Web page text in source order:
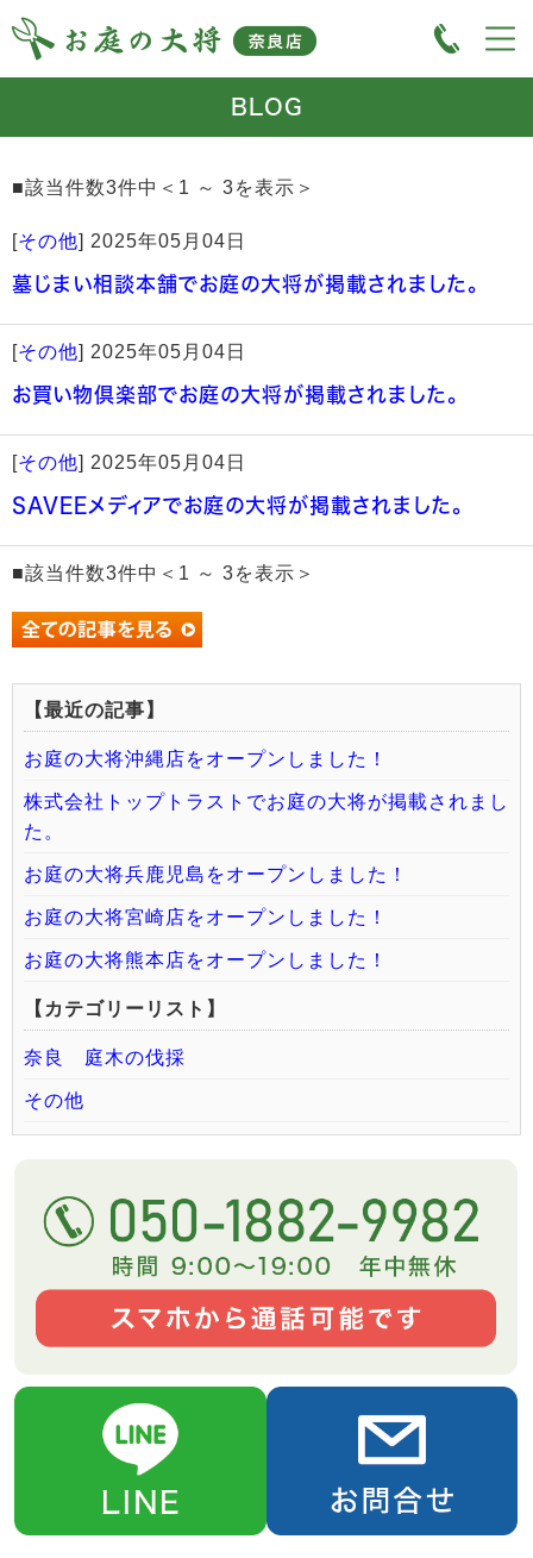
BLOG
■該当件数3件中＜1 ～ 3を表示＞
[その他] 2025年05月04日
墓じまい相談本舗でお庭の大将が掲載されました。
[その他] 2025年05月04日
お買い物倶楽部でお庭の大将が掲載されました。
[その他] 2025年05月04日
SAVEEメディアでお庭の大将が掲載されました。
■該当件数3件中＜1 ～ 3を表示＞
【最近の記事】
お庭の大将沖縄店をオープンしました！
株式会社トップトラストでお庭の大将が掲載されまし
た。
お庭の大将兵鹿児島をオープンしました！
お庭の大将宮崎店をオープンしました！
お庭の大将熊本店をオープンしました！
【カテゴリーリスト】
奈良 庭木の伐採
その他